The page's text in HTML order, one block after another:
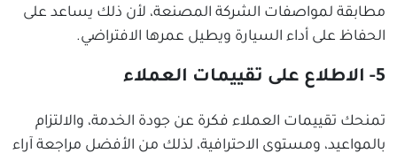
مطابقة لمواصفات الشركة المصنعة، لأن ذلك يساعد على
الحفاظ على أداء السيارة ويطيل عمرها الافتراضي.
5- الاطلاع على تقييمات العملاء
تمنحك تقييمات العملاء فكرة عن جودة الخدمة، والالتزام
بالمواعيد، ومستوى الاحترافية، لذلك من الأفضل مراجعة آراء